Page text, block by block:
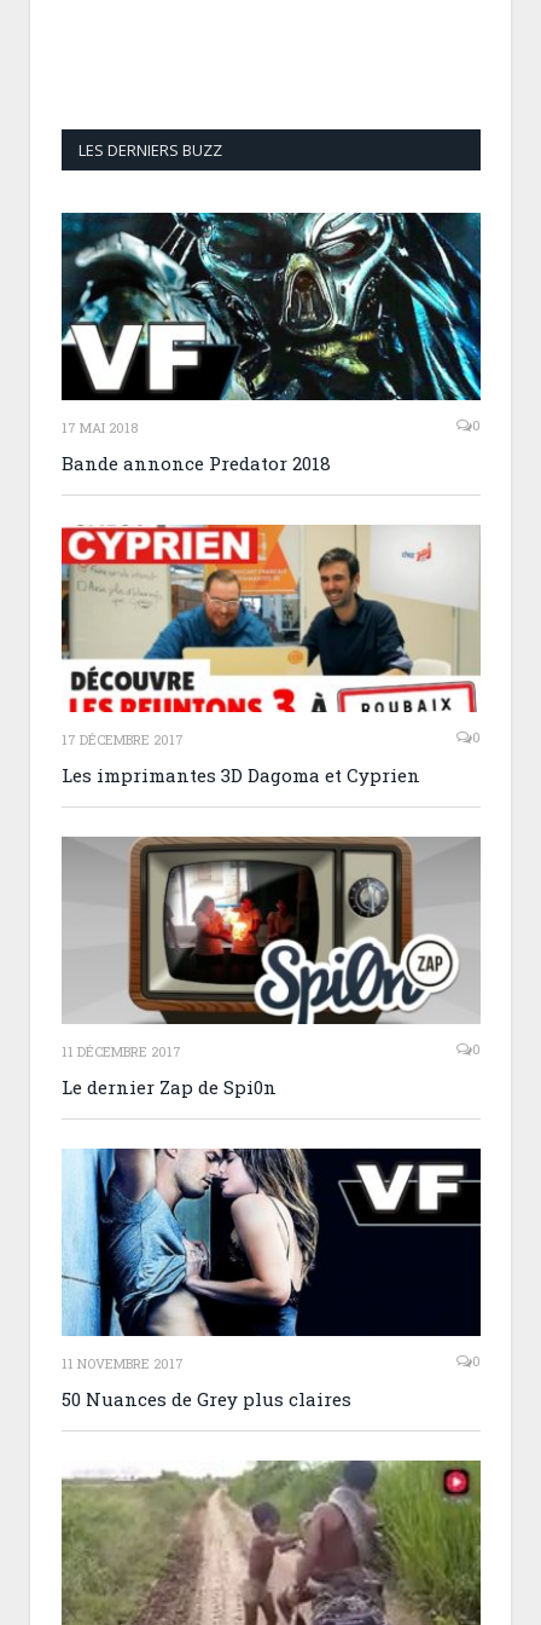
LES DERNIERS BUZZ
17 MAI 2018 0
Bande annonce Predator 2018
17 DÉCEMBRE 2017 0
Les imprimantes 3D Dagoma et Cyprien
11 DÉCEMBRE 2017 0
Le dernier Zap de Spi0n
11 NOVEMBRE 2017 0
50 Nuances de Grey plus claires